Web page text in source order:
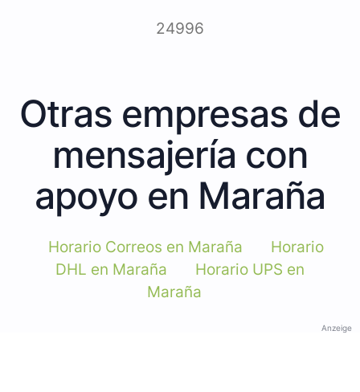
24996
Otras empresas de
mensajería con
apoyo en Maraña
Horario Correos en Maraña
Horario
DHL en Maraña
Horario UPS en
Maraña
Anzeige